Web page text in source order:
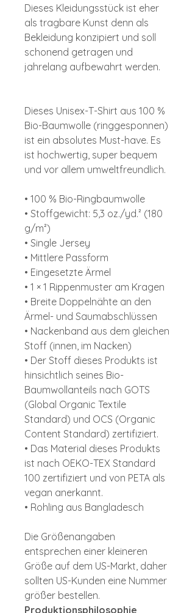
Dieses Kleidungsstück ist eher
als tragbare Kunst denn als
Bekleidung konzipiert und soll
schonend getragen und
jahrelang aufbewahrt werden.
Dieses Unisex-T-Shirt aus 100 %
Bio-Baumwolle (ringgesponnen)
ist ein absolutes Must-have. Es
ist hochwertig, super bequem
und vor allem umweltfreundlich.
• 100 % Bio-Ringbaumwolle
• Stoffgewicht: 5,3 oz./yd.² (180
g/m²)
• Single Jersey
• Mittlere Passform
• Eingesetzte Ärmel
• 1 × 1 Rippenmuster am Kragen
• Breite Doppelnähte an den
Ärmel- und Saumabschlüssen
• Nackenband aus dem gleichen
Stoff (innen, im Nacken)
• Der Stoff dieses Produkts ist
hinsichtlich seines Bio-
Baumwollanteils nach GOTS
(Global Organic Textile
Standard) und OCS (Organic
Content Standard) zertifiziert.
• Das Material dieses Produkts
ist nach OEKO-TEX Standard
100 zertifiziert und von PETA als
vegan anerkannt.
• Rohling aus Bangladesch
Die Größenangaben
entsprechen einer kleineren
Größe auf dem US-Markt, daher
sollten US-Kunden eine Nummer
größer bestellen.
Produktionsphilosophie